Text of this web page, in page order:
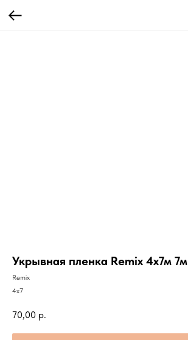
Укрывная пленка Remix 4х7м
Remix
4х7
70,00 р.